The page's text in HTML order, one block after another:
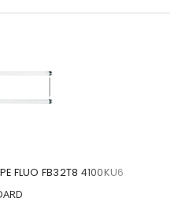
FLUO FB32T8 4100KU6